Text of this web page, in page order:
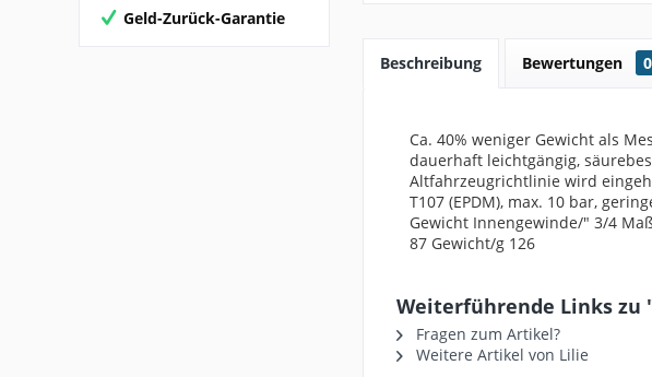
Geld-Zurück-Garantie
Beschreibung Bewertungen 0
Ca. 40% weniger Gewicht als
dauerhaft leichtgängig,
Altfahrzeugrichtlinie wird
T107 (EPDM), max. 10 bar,
Gewicht Innengewinde/" 3/4
87 Gewicht/g 126
Weiterführende Links zu
Fragen zum Artikel?
Weitere Artikel von Lilie